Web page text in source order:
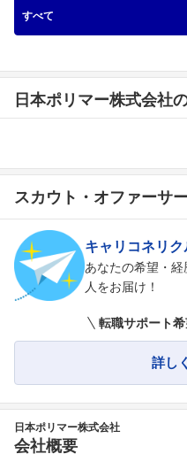
すべて
日本ポリマー株式会社
スカウト・オファーサ
キャリコネリ
あなたの希望・
人をお届け！
転職サポート
詳し
日本ポリマー株式会社
会社概要